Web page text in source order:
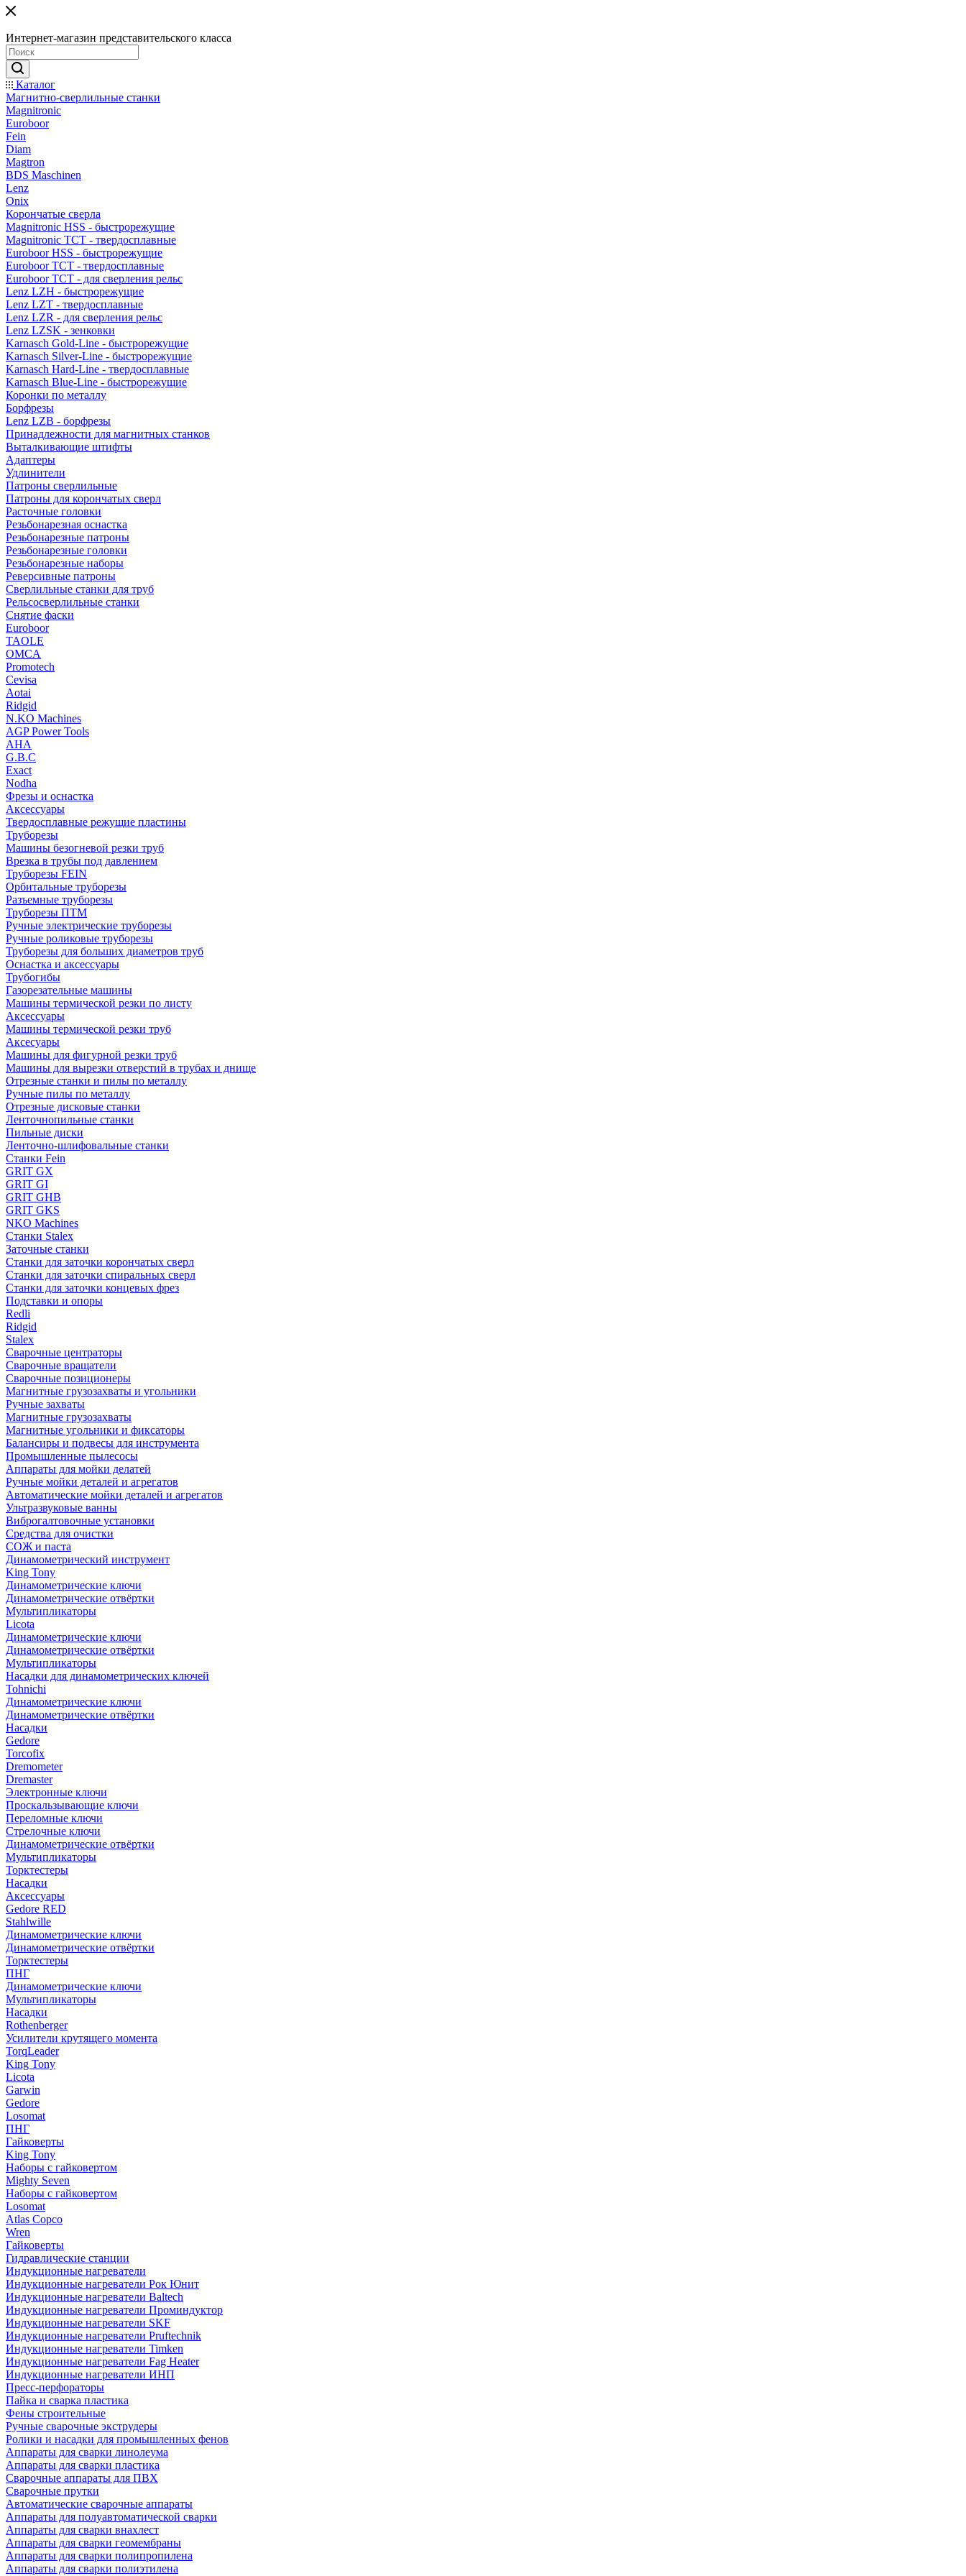
Интернет-магазин представительского класса
Каталог
Магнитно-сверлильные станки
Magnitronic
Euroboor
Fein
Diam
Magtron
BDS Maschinen
Lenz
Onix
Корончатые сверла
Magnitronic HSS - быстрорежущие
Magnitronic TCT - твердосплавные
Euroboor HSS - быстрорежущие
Euroboor TCT - твердосплавные
Euroboor TCT - для сверления рельс
Lenz LZH - быстрорежущие
Lenz LZT - твердосплавные
Lenz LZR - для сверления рельс
Lenz LZSK - зенковки
Karnasch Gold-Line - быстрорежущие
Karnasch Silver-Line - быстрорежущие
Karnasch Hard-Line - твердосплавные
Karnasch Blue-Line - быстрорежущие
Коронки по металлу
Борфрезы
Lenz LZB - борфрезы
Принадлежности для магнитных станков
Выталкивающие штифты
Адаптеры
Удлинители
Патроны сверлильные
Патроны для корончатых сверл
Расточные головки
Резьбонарезная оснастка
Резьбонарезные патроны
Резьбонарезные головки
Резьбонарезные наборы
Реверсивные патроны
Сверлильные станки для труб
Рельсосверлильные станки
Снятие фаски
Euroboor
TAOLE
OMCA
Promotech
Cevisa
Aotai
Ridgid
N.KO Machines
AGP Power Tools
AHA
G.B.C
Exact
Nodha
Фрезы и оснастка
Аксессуары
Твердосплавные режущие пластины
Труборезы
Машины безогневой резки труб
Врезка в трубы под давлением
Труборезы FEIN
Орбитальные труборезы
Разъемные труборезы
Труборезы ПТМ
Ручные электрические труборезы
Ручные роликовые труборезы
Труборезы для больших диаметров труб
Оснастка и аксессуары
Трубогибы
Газорезательные машины
Машины термической резки по листу
Аксессуары
Машины термической резки труб
Аксесуары
Машины для фигурной резки труб
Машины для вырезки отверстий в трубах и днище
Отрезные станки и пилы по металлу
Ручные пилы по металлу
Отрезные дисковые станки
Ленточнопильные станки
Пильные диски
Ленточно-шлифовальные станки
Станки Fein
GRIT GX
GRIT GI
GRIT GHB
GRIT GKS
NKO Machines
Станки Stalex
Заточные станки
Станки для заточки корончатых сверл
Станки для заточки спиральных сверл
Станки для заточки концевых фрез
Подставки и опоры
Redli
Ridgid
Stalex
Сварочные центраторы
Сварочные вращатели
Сварочные позиционеры
Магнитные грузозахваты и угольники
Ручные захваты
Магнитные грузозахваты
Магнитные угольники и фиксаторы
Балансиры и подвесы для инструмента
Промышленные пылесосы
Аппараты для мойки делатей
Ручные мойки деталей и агрегатов
Автоматические мойки деталей и агрегатов
Ультразвуковые ванны
Виброгалтовочные установки
Средства для очистки
СОЖ и паста
Динамометрический инструмент
King Tony
Динамометрические ключи
Динамометрические отвёртки
Мультипликаторы
Licota
Динамометрические ключи
Динамометрические отвёртки
Мультипликаторы
Насадки для динамометрических ключей
Tohnichi
Динамометрические ключи
Динамометрические отвёртки
Насадки
Gedore
Torcofix
Dremometer
Dremaster
Электронные ключи
Проскальзывающие ключи
Переломные ключи
Стрелочные ключи
Динамометрические отвёртки
Мультипликаторы
Торктестеры
Насадки
Аксессуары
Gedore RED
Stahlwille
Динамометрические ключи
Динамометрические отвёртки
Торктестеры
ПНГ
Динамометрические ключи
Мультипликаторы
Насадки
Rothenberger
Усилители крутящего момента
TorqLeader
King Tony
Licota
Garwin
Gedore
Losomat
ПНГ
Гайковерты
King Tony
Наборы с гайковертом
Mighty Seven
Наборы с гайковертом
Losomat
Atlas Copco
Wren
Гайковерты
Гидравлические станции
Индукционные нагреватели
Индукционные нагреватели Рок Юнит
Индукционные нагреватели Baltech
Индукционные нагреватели Проминдуктор
Индукционные нагреватели SKF
Индукционные нагреватели Pruftechnik
Индукционные нагреватели Timken
Индукционные нагреватели Fag Heater
Индукционные нагреватели ИНП
Пресс-перфораторы
Пайка и сварка пластика
Фены строительные
Ручные сварочные экструдеры
Ролики и насадки для промышленных фенов
Аппараты для сварки линолеума
Аппараты для сварки пластика
Сварочные аппараты для ПВХ
Сварочные прутки
Автоматические сварочные аппараты
Аппараты для полуавтоматической сварки
Аппараты для сварки внахлест
Аппараты для сварки геомембраны
Аппараты для сварки полипропилена
Аппараты для сварки полиэтилена